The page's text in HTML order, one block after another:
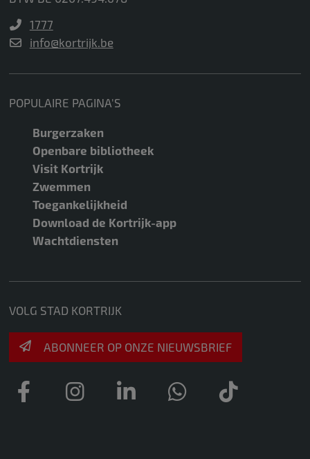
1777
info@kortrijk.be
POPULAIRE PAGINA'S
Burgerzaken
Openbare bibliotheek
Visit Kortrijk
Zwemmen
Toegankelijkheid
Download de Kortrijk-app
Wachtdiensten
VOLG STAD KORTRIJK
ABONNEER OP ONZE NIEUWSBRIEF